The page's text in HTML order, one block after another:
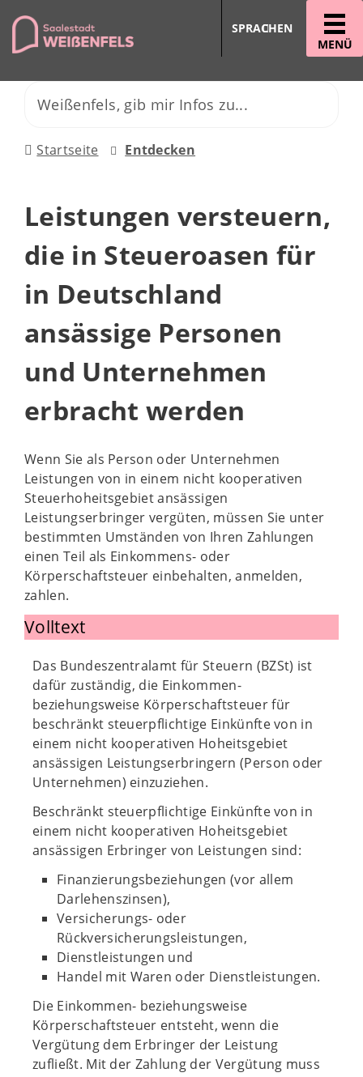
MENÜ
SPRACHEN
Startseite Entdecken
Leistungen versteuern,
die in Steueroasen für
in Deutschland
ansässige Personen
und Unternehmen
erbracht werden
Wenn Sie als Person oder Unternehmen
Leistungen von in einem nicht kooperativen
Steuerhoheitsgebiet ansässigen
Leistungserbringer vergüten, müssen Sie unter
bestimmten Umständen von Ihren Zahlungen
einen Teil als Einkommens- oder
Körperschaftsteuer einbehalten, anmelden,
zahlen.
Volltext
Das Bundeszentralamt für Steuern (BZSt) ist
dafür zuständig, die Einkommen-
beziehungsweise Körperschaftsteuer für
beschränkt steuerpflichtige Einkünfte von in
einem nicht kooperativen Hoheitsgebiet
ansässigen Leistungserbringern (Person oder
Unternehmen) einzuziehen.
Beschränkt steuerpflichtige Einkünfte von in
einem nicht kooperativen Hoheitsgebiet
ansässigen Erbringer von Leistungen sind:
Finanzierungsbeziehungen (vor allem
Darlehenszinsen),
Versicherungs- oder
Rückversicherungsleistungen,
Dienstleistungen und
Handel mit Waren oder Dienstleistungen.
Die Einkommen- beziehungsweise
Körperschaftsteuer entsteht, wenn die
Vergütung dem Erbringer der Leistung
zufließt. Mit der Zahlung der Vergütung muss